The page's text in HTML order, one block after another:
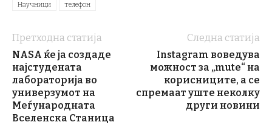
Научници
телефон
Претходна статија
NASA ќе ја создаде
најстудената
лабораторија во
универзумот на
Меѓународната
Вселенска Станица
Следна статија
Instagram воведува
можност за „mute“ на
корисниците, а се
спремаат уште неколку
други новини